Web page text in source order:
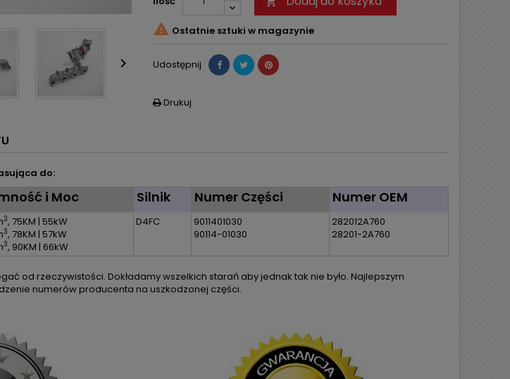

 Ostatnie sztuki w magazynie
Udostępnij
 Drukuj
do:
i Moc Silnik Numer Części Numer OEM
3, 75KM | 55kW
3, 78KM | 57kW
3, 90KM | 66kW
D4FC
9011401030
90114-01030
282012A760
28201-2A760
od rzeczywistości. Dokładamy wszelkich starań aby jednak tak nie było. Najlepszym
numerów producenta na uszkodzonej części.